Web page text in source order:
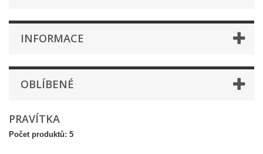
INFORMACE
OBLÍBENÉ
PRAVÍTKA
Počet produktů: 5